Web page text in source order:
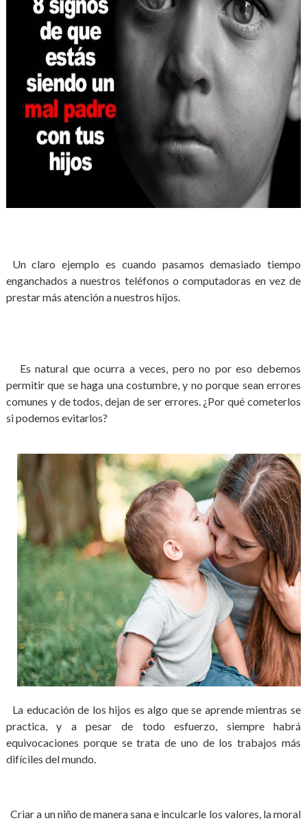
Un claro ejemplo es cuando pasamos demasiado tiempo
enganchados a nuestros teléfonos o computadoras en vez de
prestar más atención a nuestros hijos.
Es natural que ocurra a veces, pero no por eso debemos
permitir que se haga una costumbre, y no porque sean errores
comunes y de todos, dejan de ser errores. ¿Por qué cometerlos
si podemos evitarlos?
La educación de los hijos es algo que se aprende mientras se
practica, y a pesar de todo esfuerzo, siempre habrá
equivocaciones porque se trata de uno de los trabajos más
difíciles del mundo.
Criar a un niño de manera sana e inculcarle los valores, la moral